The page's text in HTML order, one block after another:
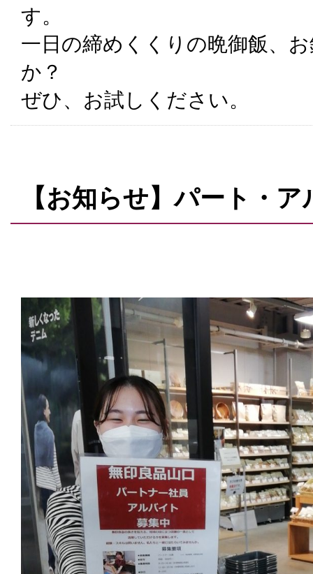
す。
一日の締めくくりの晩御飯、
か？
ぜひ、お試しください。
【お知らせ】パート・